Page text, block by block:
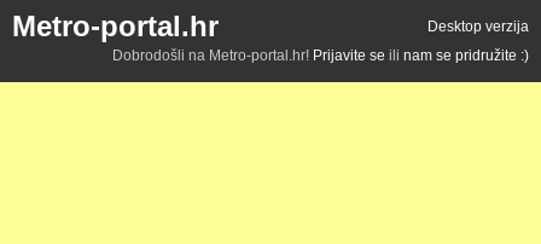
Metro-portal.hr
Desktop verzija
Dobrodošli na Metro-portal.hr! Prijavite se ili nam se pridružite :)